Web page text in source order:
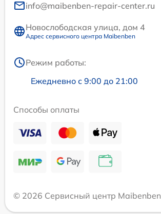
info@maibenben-repair-center.ru
Новослободская улица, дом 4
Адрес сервисного центра Maibenben
Режим работы:
Ежедневно с 9:00 до 21:00
Способы оплаты
© 2026 Сервисный центр Maibenben